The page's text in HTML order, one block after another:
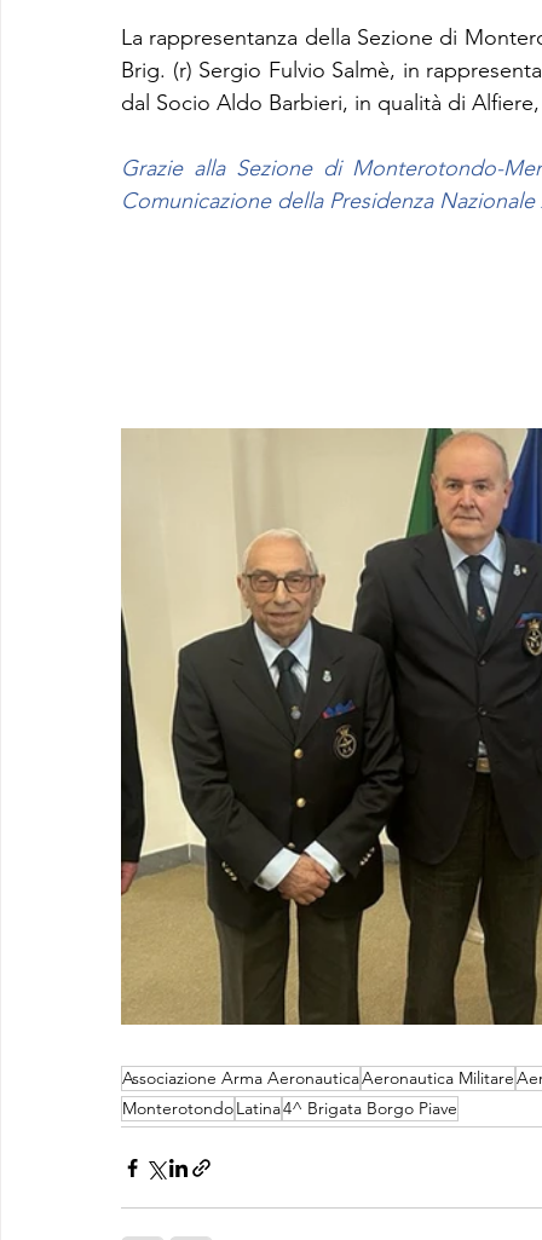
La rappresentanza della Sezione di
Brig. (r) Sergio Fulvio Salmè, in
dal Socio Aldo Barbieri, in qualità di
Grazie alla Sezione di Monterotondo-
Comunicazione della Presidenza
Associazione Arma AeronauticaAeronautica Militare
MonterotondoLatina4^ Brigata Borgo Piave